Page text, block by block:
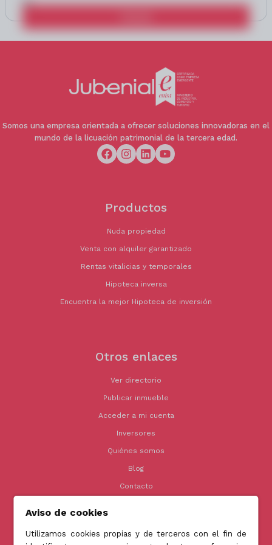
Somos una empresa orientada a ofrecer soluciones innovadoras en el
mundo de la licuación patrimonial de la tercera edad.
Productos
Nuda propiedad
Venta con alquiler garantizado
Rentas vitalicias y temporales
Hipoteca inversa
Encuentra la mejor Hipoteca de inversión
Otros enlaces
Ver directorio
Publicar inmueble
Acceder a mi cuenta
Inversores
Quiénes somos
Blog
Contacto
Contacto
Aviso de cookies
Utilizamos cookies propias y de terceros con el fin de